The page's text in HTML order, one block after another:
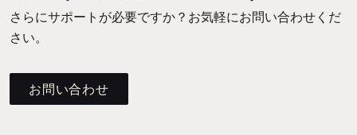
さらにサポートが必要ですか？お気軽にお問い合わせくだ
さい。
お問い合わせ